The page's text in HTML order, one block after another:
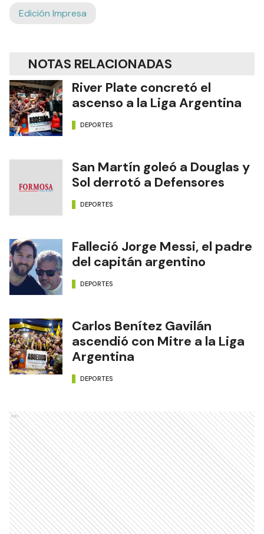
Edición Impresa
NOTAS RELACIONADAS
River Plate concretó el
ascenso a la Liga Argentina
DEPORTES
San Martín goleó a Douglas y
Sol derrotó a Defensores
DEPORTES
Falleció Jorge Messi, el padre
del capitán argentino
DEPORTES
Carlos Benítez Gavilán
ascendió con Mitre a la Liga
Argentina
DEPORTES
Ads